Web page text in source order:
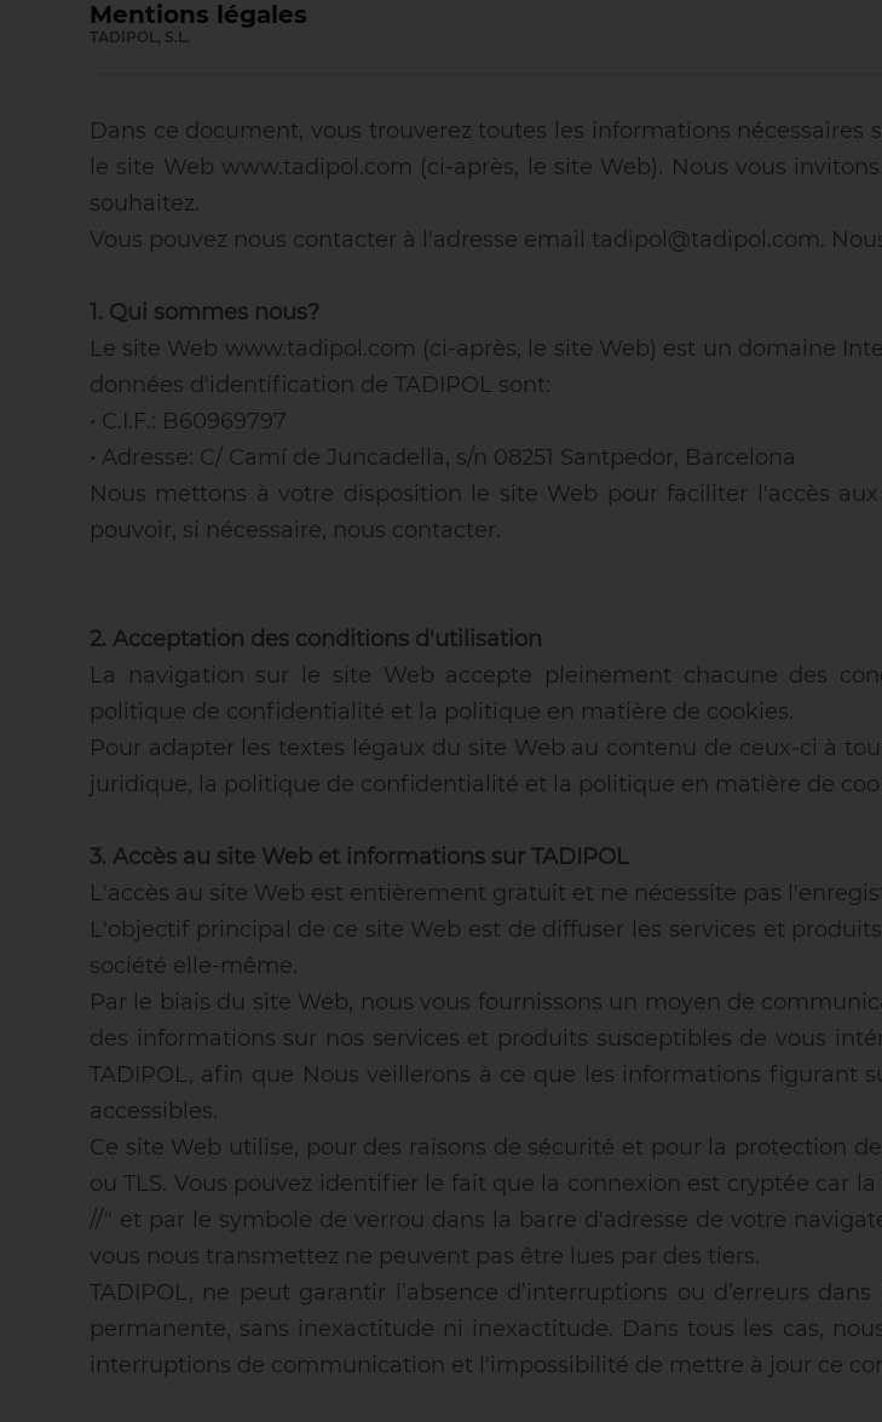
Mentions légales
TADIPOL, S.L.
Dans ce document, vous trouverez toutes les informations nécessaires
le site Web www.tadipol.com (ci-après, le site Web). Nous vous
souhaitez.
Vous pouvez nous contacter à l'adresse email tadipol@tadipol.com.
1. Qui sommes nous?
Le site Web www.tadipol.com (ci-après, le site Web) est un domaine
données d'identification de TADIPOL sont:
• C.I.F.: B60969797
• Adresse: C/ Camí de Juncadella, s/n 08251 Santpedor, Barcelona
Nous mettons à votre disposition le site Web pour faciliter l'accès
pouvoir, si nécessaire, nous contacter.
2. Acceptation des conditions d'utilisation
La navigation sur le site Web accepte pleinement chacune des
politique de confidentialité et la politique en matière de cookies.
Pour adapter les textes légaux du site Web au contenu de ceux-ci à
juridique, la politique de confidentialité et la politique en matière de
3. Accès au site Web et informations sur TADIPOL
L'accès au site Web est entièrement gratuit et ne nécessite pas
L'objectif principal de ce site Web est de diffuser les services et
société elle-même.
Par le biais du site Web, nous vous fournissons un moyen de
des informations sur nos services et produits susceptibles de vous
TADIPOL, afin que Nous veillerons à ce que les informations figurant
accessibles.
Ce site Web utilise, pour des raisons de sécurité et pour la protection
ou TLS. Vous pouvez identifier le fait que la connexion est cryptée car
//" et par le symbole de verrou dans la barre d'adresse de votre
vous nous transmettez ne peuvent pas être lues par des tiers.
TADIPOL, ne peut garantir l’absence d’interruptions ou d’erreurs
permanente, sans inexactitude ni inexactitude. Dans tous les cas,
interruptions de communication et l'impossibilité de mettre à jour ce